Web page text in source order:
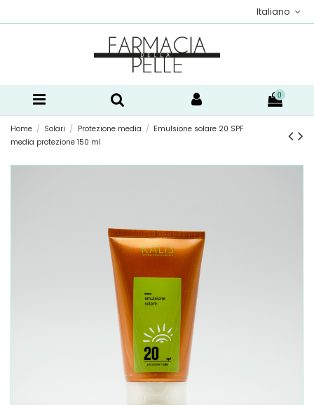
Italiano
0
Home Solari Protezione media
Emulsione solare 20 SPF
media protezione 150 ml